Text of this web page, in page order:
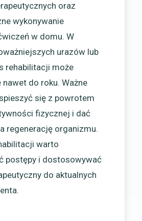
oraz
wykonywanie
w domu. W
urazów lub
rehabilitacji może
nawet do roku. Ważne
się z powrotem
fizycznej i dać
regenerację organizmu.
warto
postępy i dostosowywać
do aktualnych